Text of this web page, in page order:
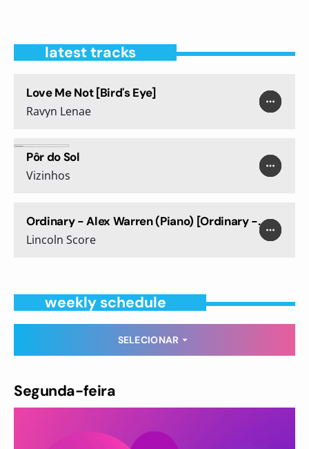
latest tracks
Love Me Not [Bird's Eye]
Ravyn Lenae
more_horiz
favorite
shopping_cart
play_arrow
Pôr do Sol
Vizinhos
more_horiz
favorite
play_arrow
Ordinary - Alex Warren (Piano) [Ordinary -
Alex Warren (Piano) - Single]
Lincoln Score
more_horiz
favorite
shopping_cart
play_arrow
weekly schedule
SELECIONAR arrow_drop_down
Segunda-feira